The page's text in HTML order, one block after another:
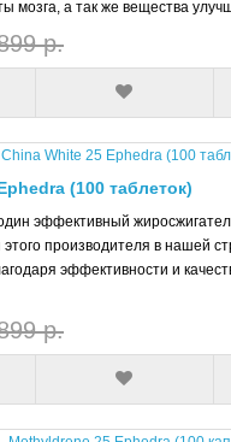
мозга, а так же вещества
р.
(100 таблеток)
эффективный
производителя в нашей
эффективности и
р.